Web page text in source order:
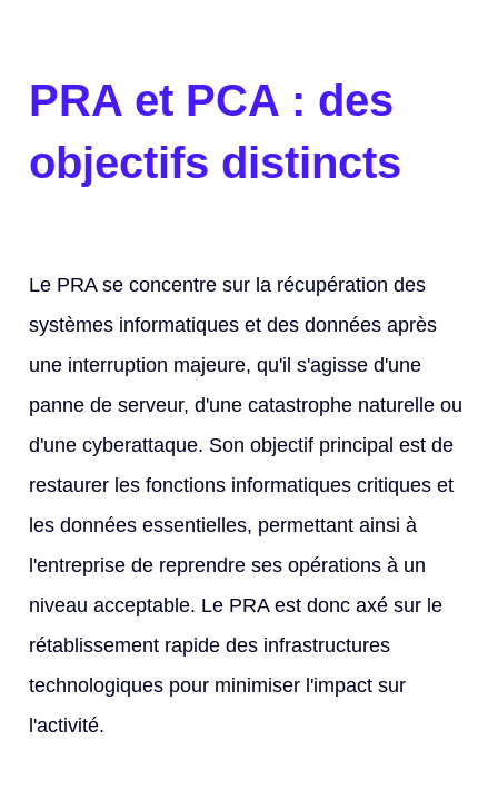
PRA et PCA : des
objectifs distincts
Le PRA se concentre sur la récupération des
systèmes informatiques et des données après
une interruption majeure, qu'il s'agisse d'une
panne de serveur, d'une catastrophe naturelle ou
d'une cyberattaque. Son objectif principal est de
restaurer les fonctions informatiques critiques et
les données essentielles, permettant ainsi à
l'entreprise de reprendre ses opérations à un
niveau acceptable. Le PRA est donc axé sur le
rétablissement rapide des infrastructures
technologiques pour minimiser l'impact sur
l'activité.